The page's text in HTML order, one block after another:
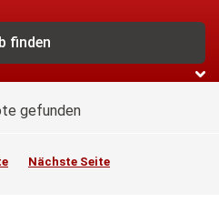
gefunden
Nächste Seite